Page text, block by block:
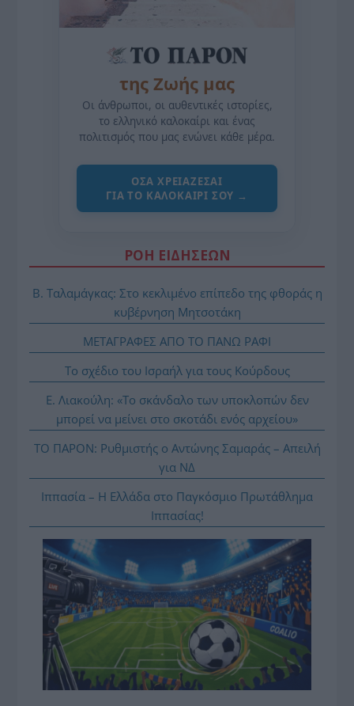
της Ζωής μας
Οι άνθρωποι, οι αυθεντικές ιστορίες,
το ελληνικό καλοκαίρι και ένας
πολιτισμός που μας ενώνει κάθε μέρα.
ΌΣΑ ΧΡΕΙΆΖΕΣΑΙ
ΓΙΑ ΤΟ ΚΑΛΟΚΑΊΡΙ ΣΟΥ →
ΡΟΗ ΕΙΔΗΣΕΩΝ
Β. Ταλαμάγκας: Στο κεκλιμένο επίπεδο της φθοράς η
κυβέρνηση Μητσοτάκη
ΜΕΤΑΓΡΑΦΕΣ ΑΠΟ ΤΟ ΠΑΝΩ ΡΑΦΙ
Το σχέδιο του Ισραήλ για τους Κούρδους
Ε. Λιακούλη: «Το σκάνδαλο των υποκλοπών δεν
μπορεί να μείνει στο σκοτάδι ενός αρχείου»
ΤΟ ΠΑΡΟΝ: Ρυθμιστής ο Αντώνης Σαμαράς – Απειλή
για ΝΔ
Ιππασία – Η Ελλάδα στο Παγκόσμιο Πρωτάθλημα
Ιππασίας!